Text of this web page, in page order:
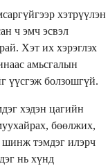
хэтрүүлэн
ч эмч эсвэл
Хэт их хэрэглэх
амьсгалын
үүсгэж болзошгүй.
хэдэн цагийн
бөөлжих,
шинж тэмдэг илэрч
нь хүнд